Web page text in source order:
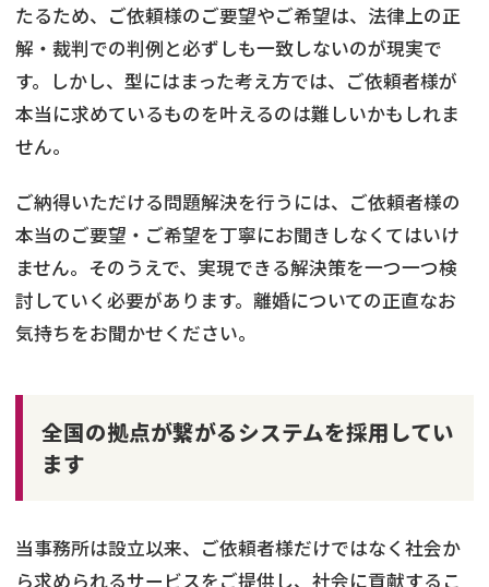
たるため、ご依頼様のご要望やご希望は、法律上の正
解・裁判での判例と必ずしも一致しないのが現実で
す。しかし、型にはまった考え方では、ご依頼者様が
本当に求めているものを叶えるのは難しいかもしれま
せん。
ご納得いただける問題解決を行うには、ご依頼者様の
本当のご要望・ご希望を丁寧にお聞きしなくてはいけ
ません。そのうえで、実現できる解決策を一つ一つ検
討していく必要があります。離婚についての正直なお
気持ちをお聞かせください。
全国の拠点が繋がるシステムを採用してい
ます
当事務所は設立以来、ご依頼者様だけではなく社会か
ら求められるサービスをご提供し、社会に貢献するこ